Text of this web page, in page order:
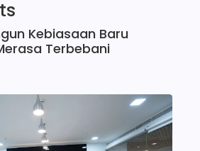
Kebiasaan Baru
Terbebani